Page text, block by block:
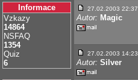
Informace
Vzkazy
14864
NSFAQ
1354
Quiz
6
27.02.2003 22:37
Autor: Magic
27.02.2003 14:23
Autor: Silver